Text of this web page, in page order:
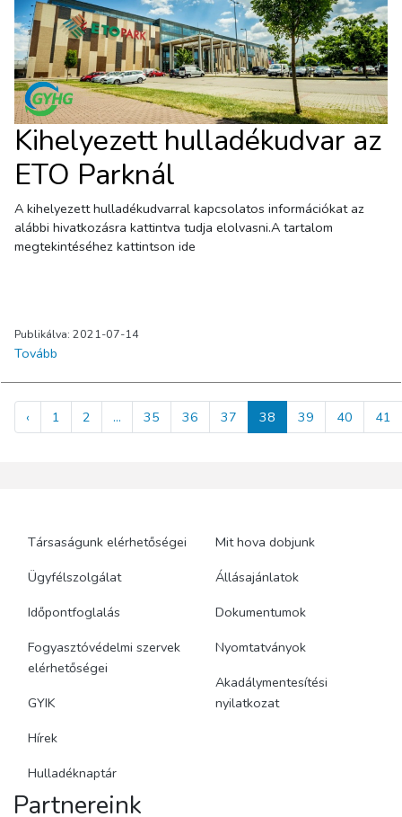
Kihelyezett hulladékudvar az
ETO Parknál
A kihelyezett hulladékudvarral kapcsolatos információkat az
alábbi hivatkozásra kattintva tudja elolvasni.A tartalom
megtekintéséhez kattintson ide
Publikálva: 2021-07-14
Tovább
‹ 1 2 ... 35 36 37 38 39 40 41
Társaságunk elérhetőségei
Ügyfélszolgálat
Időpontfoglalás
Fogyasztóvédelmi szervek
elérhetőségei
GYIK
Hírek
Hulladéknaptár
Mit hova dobjunk
Állásajánlatok
Dokumentumok
Nyomtatványok
Akadálymentesítési
nyilatkozat
Partnereink